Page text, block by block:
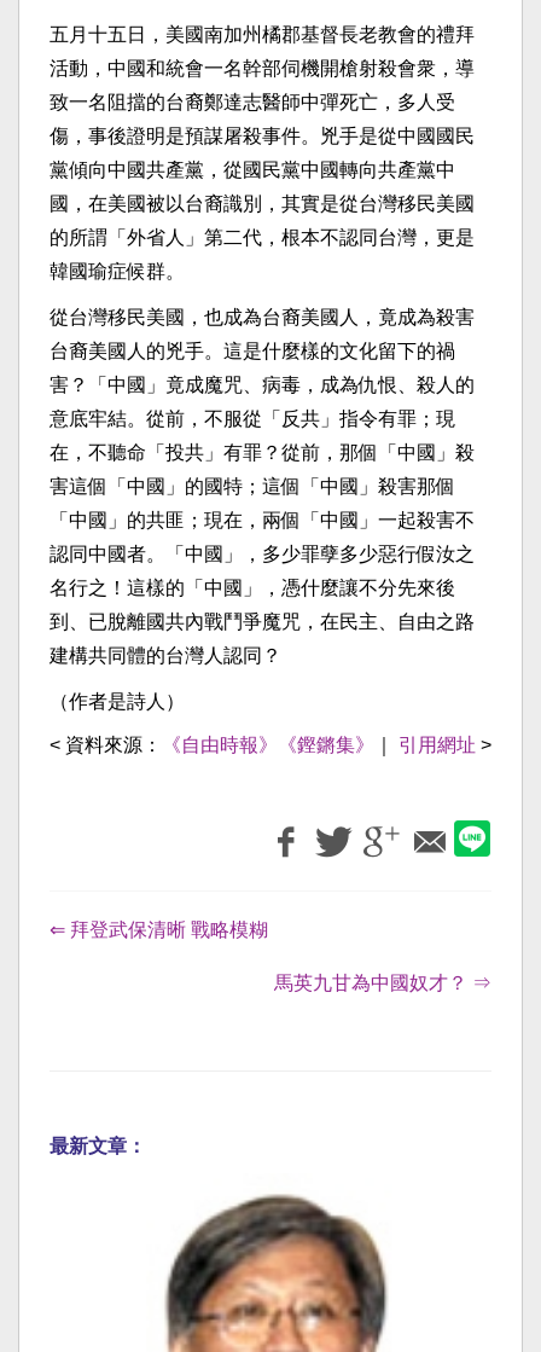
五月十五日，美國南加州橘郡基督長老教會的禮拜
活動，中國和統會一名幹部伺機開槍射殺會衆，導
致一名阻擋的台裔鄭達志醫師中彈死亡，多人受
傷，事後證明是預謀屠殺事件。兇手是從中國國民
黨傾向中國共產黨，從國民黨中國轉向共產黨中
國，在美國被以台裔識別，其實是從台灣移民美國
的所謂「外省人」第二代，根本不認同台灣，更是
韓國瑜症候群。
從台灣移民美國，也成為台裔美國人，竟成為殺害
台裔美國人的兇手。這是什麼樣的文化留下的禍
害？「中國」竟成魔咒、病毒，成為仇恨、殺人的
意底牢結。從前，不服從「反共」指令有罪；現
在，不聽命「投共」有罪？從前，那個「中國」殺
害這個「中國」的國特；這個「中國」殺害那個
「中國」的共匪；現在，兩個「中國」一起殺害不
認同中國者。「中國」，多少罪孽多少惡行假汝之
名行之！這樣的「中國」，憑什麼讓不分先來後
到、已脫離國共內戰鬥爭魔咒，在民主、自由之路
建構共同體的台灣人認同？
（作者是詩人）
< 資料來源： 《自由時報》《鏗鏘集》 引用網址 >
⇐ 拜登武保清晰 戰略模糊
馬英九甘為中國奴才？ ⇒
最新文章：